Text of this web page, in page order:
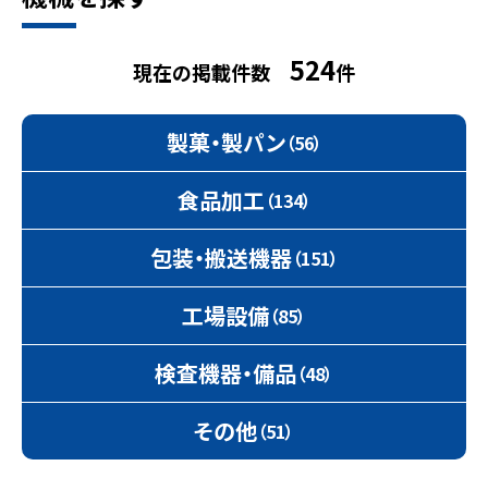
現在の掲載件数 524件
製菓・製パン（56）
食品加工 （134）
包装・搬送機器（151）
工場設備（85）
検査機器・備品（48）
その他（51）